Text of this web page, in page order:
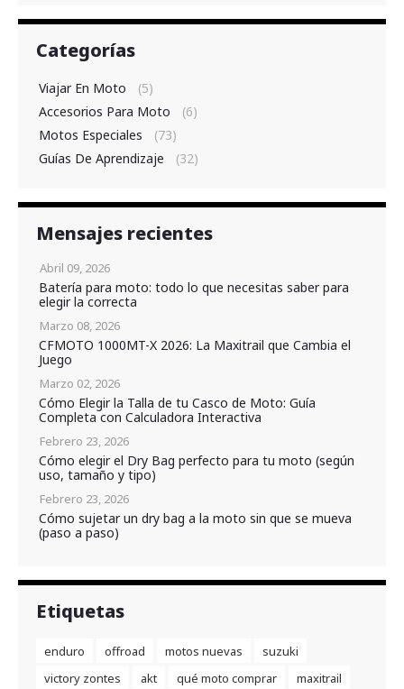
Categorías
Viajar En Moto
(5)
Accesorios Para Moto
(6)
Motos Especiales
(73)
Guías De Aprendizaje
(32)
Mensajes recientes
Abril 09, 2026
Batería para moto: todo lo que necesitas saber para
elegir la correcta
Marzo 08, 2026
CFMOTO 1000MT-X 2026: La Maxitrail que Cambia el
Juego
Marzo 02, 2026
Cómo Elegir la Talla de tu Casco de Moto: Guía
Completa con Calculadora Interactiva
Febrero 23, 2026
Cómo elegir el Dry Bag perfecto para tu moto (según
uso, tamaño y tipo)
Febrero 23, 2026
Cómo sujetar un dry bag a la moto sin que se mueva
(paso a paso)
Etiquetas
enduro offroad motos nuevas
suzuki
victory zontes
akt qué moto comprar
maxitrail